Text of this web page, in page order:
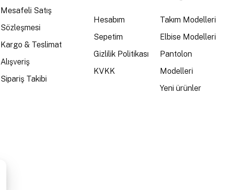
Mesafeli Satış
Sözleşmesi
Kargo & Teslimat
Alışveriş
Sipariş Takibi
Hesabım
Sepetim
Gizlilik Politikası
KVKK
Takım Modelleri
Elbise Modelleri
Pantolon
Modelleri
Yeni ürünler